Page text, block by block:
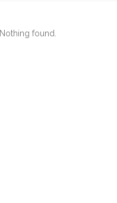
Nothing found.